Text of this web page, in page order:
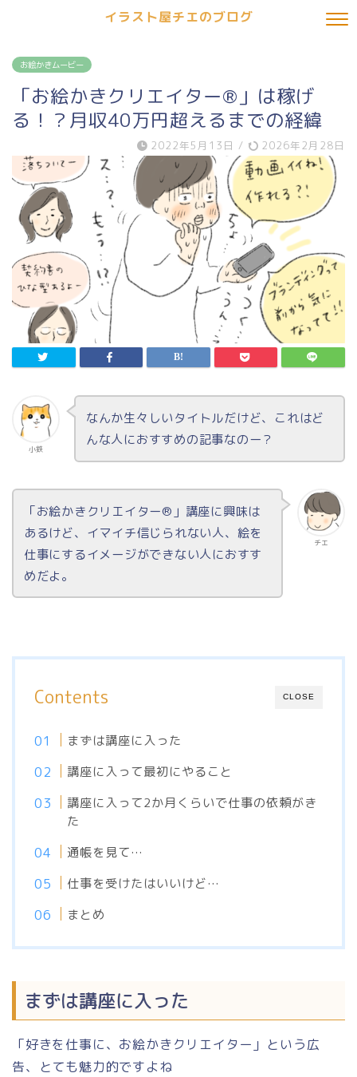
イラスト屋チエのブログ
お絵かきムービー
「お絵かきクリエイター®︎」は稼げ
る！？月収40万円超えるまでの経緯
2022年5月13日 / 2026年2月28日
小鉄
なんか生々しいタイトルだけど、これはど
んな人におすすめの記事なのー？
チエ
「お絵かきクリエイター®︎」講座に興味は
あるけど、イマイチ信じられない人、絵を
仕事にするイメージができない人におすす
めだよ。
CLOSE
Contents
まずは講座に入った
講座に入って最初にやること
講座に入って2か月くらいで仕事の依頼がき
た
通帳を見て…
仕事を受けたはいいけど…
まとめ
まずは講座に入った
「好きを仕事に、お絵かきクリエイター」という広
告、とても魅力的ですよね